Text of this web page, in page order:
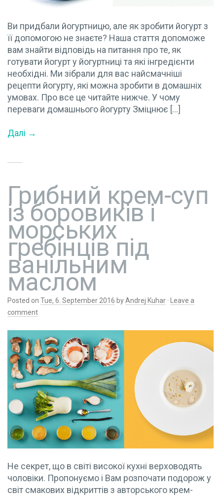
Ви придбали йогуртницю, але як зробити йогурт з
її допомогою не знаєте? Наша стаття допоможе
вам знайти відповідь на питання про те, як
готувати йогурт у йогуртниці та які інгредієнти
необхідні. Ми зібрали для вас найсмачніші
рецепти йогурту, які можна зробити в домашніх
умовах. Про все це читайте нижче. У чому
переваги домашнього йогурту Зміцнює […]
Далі →
Грибний крем-суп
із боровиків і
морських
гребінців під
ванільним
маслом
Posted on Tue, 6. September 2016 byAndrej Kuhar · Leave a
comment
Не секрет, що в світі високої кухні верховодять
чоловіки. Пропонуємо і Вам розпочати подорож у
світ смакових відкриттів з авторського крем-